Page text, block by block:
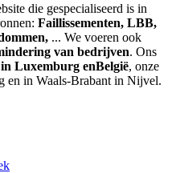
die gespecialiseerd is in
Faillissementen, LBB,
... We voeren ook
van bedrijven. Ons
Luxemburg enBelgië, onze
en in Waals-Brabant in Nijvel.